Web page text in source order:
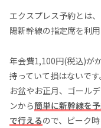
エクスプレス予約とは
陽新幹線の指定席を利
年会費1,100円(税込)が
持っていて損はないです
お盆やお正月、ゴール
ンから簡単に新幹線を
で行えるので、ピーク